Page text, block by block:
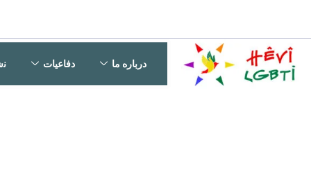
درباره ما دفاعیات